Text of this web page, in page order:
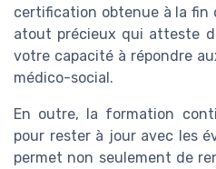
certification obtenue à la
atout précieux qui atteste
votre capacité à répondre
médico-social.
En outre, la formation
pour rester à jour avec les
permet non seulement de